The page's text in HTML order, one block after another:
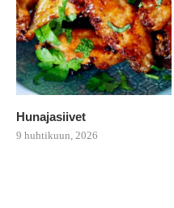
Hunajasiivet
9 huhtikuun, 2026